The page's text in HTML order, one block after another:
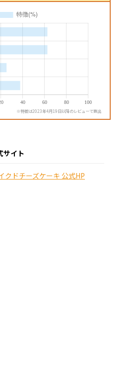
※特徴は2023年4月19日以降のレビューで算出
サイト
クドチーズケーキ 公式HP